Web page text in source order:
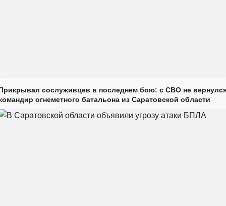
сослуживцев в последнем бою: с СВО не
огнеметного батальона из Саратовской области